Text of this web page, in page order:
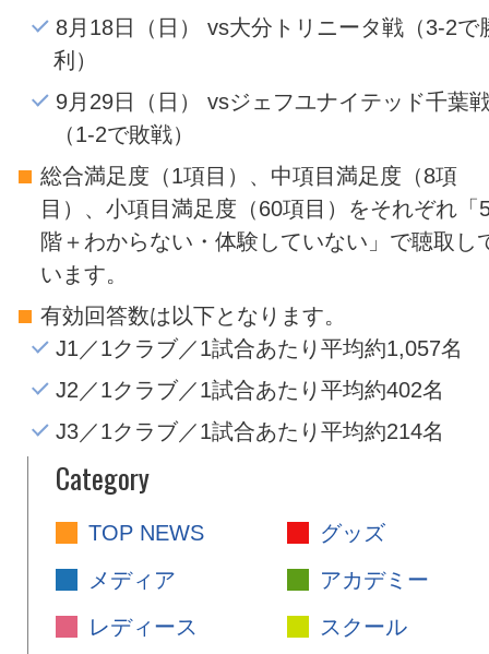
8月18日（日） vs大分トリニータ戦（3-2で
利）
9月29日（日） vsジェフユナイテッド千葉
（1-2で敗戦）
総合満足度（1項目）、中項目満足度（8項
目）、小項目満足度（60項目）をそれぞれ「
階＋わからない・体験していない」で聴取し
います。
有効回答数は以下となります。
J1／1クラブ／1試合あたり平均約1,057名
J2／1クラブ／1試合あたり平均約402名
J3／1クラブ／1試合あたり平均約214名
Category
TOP NEWS
グッズ
メディア
アカデミー
レディース
スクール